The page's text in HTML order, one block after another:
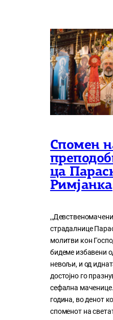
Спомен
ца
Римјанка
страдалнице
молитви кон
бидеме избавени
невољи, и од
достојно го
сефална
година, во денот
споменот на